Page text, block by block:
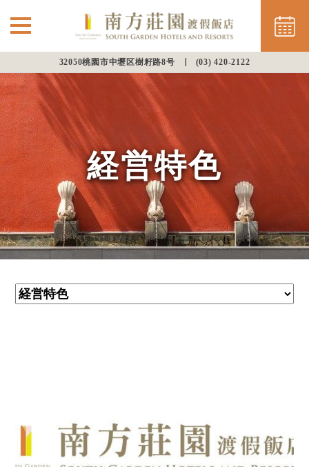
32050桃園市中壢区樹籽路8号 (03) 420-2122
部屋
レストラン
施設
LANGUAGE
オンラインショッピング
経営特色